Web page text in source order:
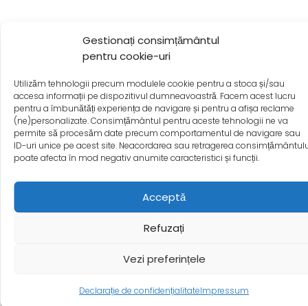
Gestionați consimțământul
pentru cookie-uri
Utilizăm tehnologii precum modulele cookie pentru a stoca și/sau
accesa informații pe dispozitivul dumneavoastră. Facem acest lucru
pentru a îmbunătăți experiența de navigare și pentru a afișa reclame
(ne)personalizate. Consimțământul pentru aceste tehnologii ne va
permite să procesăm date precum comportamentul de navigare sau
ID-uri unice pe acest site. Neacordarea sau retragerea
poate afecta în mod negativ anumite caracteristici și funcții.
Acceptă
Refuzați
Vezi preferințele
Declarație de confidențialitateImpressum